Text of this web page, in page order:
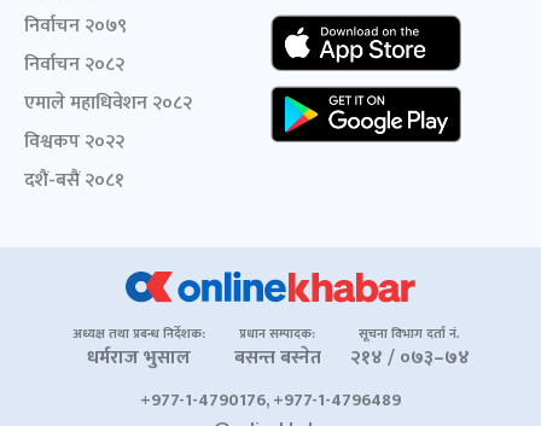
निर्वाचन २०७९
निर्वाचन २०८२
एमाले महाधिवेशन २०८२
विश्वकप २०२२
दशैं-बसैं २०८१
अध्यक्ष तथा प्रबन्ध निर्देशक:
धर्मराज भुसाल
प्रधान सम्पादक:
बसन्त बस्नेत
सूचना विभाग दर्ता नं.
२१४ / ०७३–७४
+977-1-4790176, +977-1-4796489